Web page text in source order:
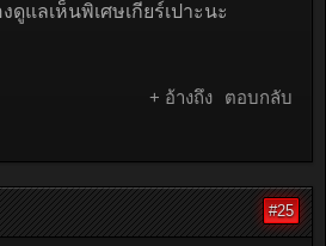
ดูแลเห็นพิเศษเกียร์เปาะนะ
+ อ้างถึง ตอบกลับ
#25